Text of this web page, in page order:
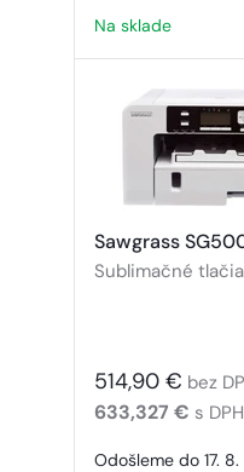
Na sklade
Sawgrass
Sublimačné
514,90 € bez
633,327 € s DPH
Odošleme do 17. 8.